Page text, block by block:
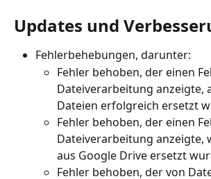
Updates und
Fehlerbehebungen, darunter:
Fehler behoben, der einen
Dateiverarbeitung anzeigte,
Dateien erfolgreich ersetzt
Fehler behoben, der einen
Dateiverarbeitung anzeigte,
aus Google Drive ersetzt
Fehler behoben, der von